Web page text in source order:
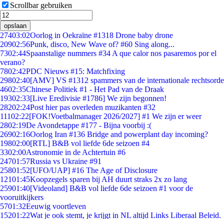
Scrollbar gebruiken
opslaan
27403:02Oorlog in Oekraïne #1318 Drone baby drone
20902:56Punk, disco, New Wave of? #60 Sing along...
7302:44Spaanstalige nummers #34 A que calor nos pasaremos por el
verano?
7802:42PDC Nieuws #15: Matchfixing
29802:40[AMV] VS #1312 spammers van de internationale rechtsorde
4602:35Chinese Politiek #1 - Het Pad van de Draak
19302:33[Live Eredivisie #1786] We zijn begonnen!
28202:24Post hier pas overleden muzikanten #32
11102:22[FOK!Voetbalmanager 2026/2027] #1 We zijn er weer
2802:19De Avondetappe #177 - Bijna voorbij :(
26902:16Oorlog Iran #136 Bridge and powerplant day incoming?
19802:00[RTL] B&B vol liefde 6de seizoen #4
3302:00Astronomie in de Achtertuin #6
24701:57Russia vs Ukraine #91
25801:52[UFO/UAP] #16 The Age of Disclosure
12101:45Koopzegels sparen bij AH duurt straks 2x zo lang
25901:40[Videoland] B&B vol liefde 6de seizoen #1 voor de
vooruitkijkers
5701:32Eeuwig voortleven
15201:22Wat je ook stemt, je krijgt in NL altijd Links Liberaal Beleid.